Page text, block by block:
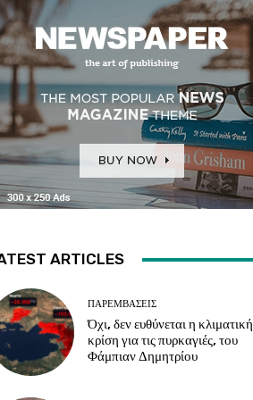
ARTICLES
ΠΑΡΕΜΒΑΣΕΙΣ
Όχι, δεν ευθύνεται η κλιματική
κρίση για τις πυρκαγιές, του
Φάμπιαν Δημητρίου